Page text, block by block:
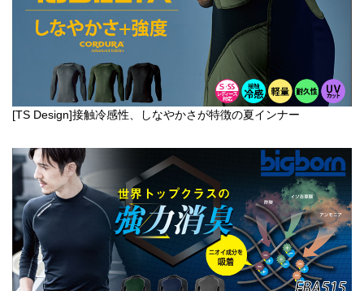
[TS Design]接触冷感性、しなやかさが特徴の夏インナー